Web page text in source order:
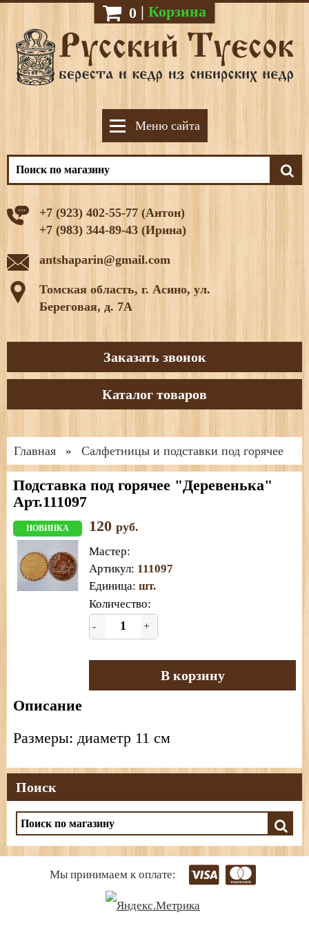
0 | Корзина
Меню сайта
+7 (923) 402-55-77 (Антон)
+7 (983) 344-89-43 (Ирина)
antshaparin@gmail.com
Томская область, г. Асино, ул.
Береговая, д. 7А
Заказать звонок
Каталог товаров
Главная » Салфетницы и подставки под горячее
Подставка под горячее "Деревенька"
Арт.111097
НОВИНКА 120 руб.
Мастер:
Артикул: 111097
Единица: шт.
Количество:
- +
В корзину
Описание
Размеры: диаметр 11 см
Поиск
Мы принимаем к оплате: